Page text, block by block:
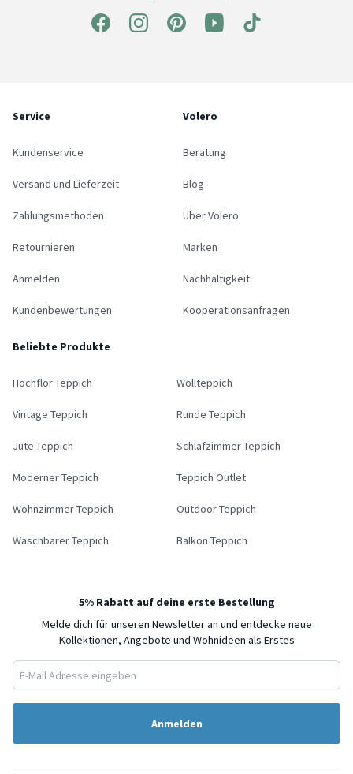
Service
Kundenservice
Versand und Lieferzeit
Zahlungsmethoden
Retournieren
Anmelden
Kundenbewertungen
Volero
Beratung
Blog
Über Volero
Marken
Nachhaltigkeit
Kooperationsanfragen
Beliebte Produkte
Hochflor Teppich Wollteppich
Vintage Teppich Runde Teppich
Jute Teppich Schlafzimmer Teppich
Moderner Teppich Teppich Outlet
Wohnzimmer Teppich Outdoor Teppich
Waschbarer Teppich Balkon Teppich
5% Rabatt auf deine erste Bestellung
Melde dich für unseren Newsletter an und entdecke neue
Kollektionen, Angebote und Wohnideen als Erstes
Anmelden